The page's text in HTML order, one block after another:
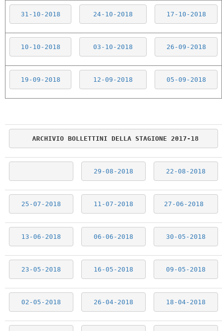
31-10-2018 24-10-2018 17-10-2018
10-10-2018 03-10-2018 26-09-2018
19-09-2018 12-09-2018 05-09-2018
ARCHIVIO BOLLETTINI DELLA STAGIONE 2017-18
29-08-2018 22-08-2018
25-07-2018 11-07-2018 27-06-2018
13-06-2018 06-06-2018 30-05-2018
23-05-2018 16-05-2018 09-05-2018
02-05-2018 26-04-2018 18-04-2018